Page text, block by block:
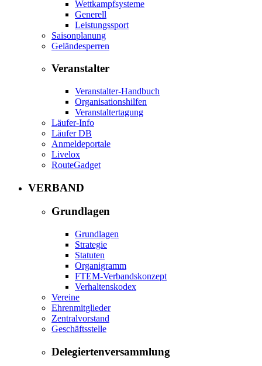
Wettkampfsysteme
Generell
Leistungssport
Saisonplanung
Geländesperren
Veranstalter
Veranstalter-Handbuch
Organisationshilfen
Veranstaltertagung
Läufer-Info
Läufer DB
Anmeldeportale
Livelox
RouteGadget
VERBAND
Grundlagen
Grundlagen
Strategie
Statuten
Organigramm
FTEM-Verbandskonzept
Verhaltenskodex
Vereine
Ehrenmitglieder
Zentralvorstand
Geschäftsstelle
Delegiertenversammlung